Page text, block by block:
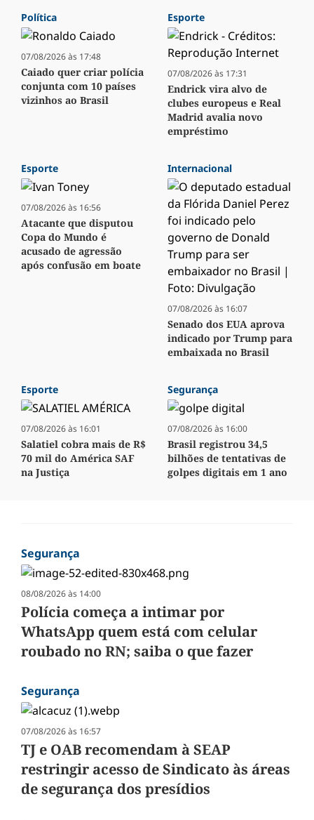
Política
07/08/2026 às 17:48
Caiado quer criar polícia
conjunta com 10 países
vizinhos ao Brasil
Esporte
07/08/2026 às 17:31
Endrick vira alvo de
clubes europeus e Real
Madrid avalia novo
empréstimo
Esporte
07/08/2026 às 16:56
Atacante que disputou
Copa do Mundo é
acusado de agressão
após confusão em boate
Internacional
07/08/2026 às 16:07
Senado dos EUA aprova
indicado por Trump para
embaixada no Brasil
Esporte
07/08/2026 às 16:01
Salatiel cobra mais de R$
70 mil do América SAF
na Justiça
Segurança
07/08/2026 às 16:00
Brasil registrou 34,5
bilhões de tentativas de
golpes digitais em 1 ano
Segurança
08/08/2026 às 14:00
Polícia começa a intimar por
WhatsApp quem está com celular
roubado no RN; saiba o que fazer
Segurança
07/08/2026 às 16:57
TJ e OAB recomendam à SEAP
restringir acesso de Sindicato às áreas
de segurança dos presídios